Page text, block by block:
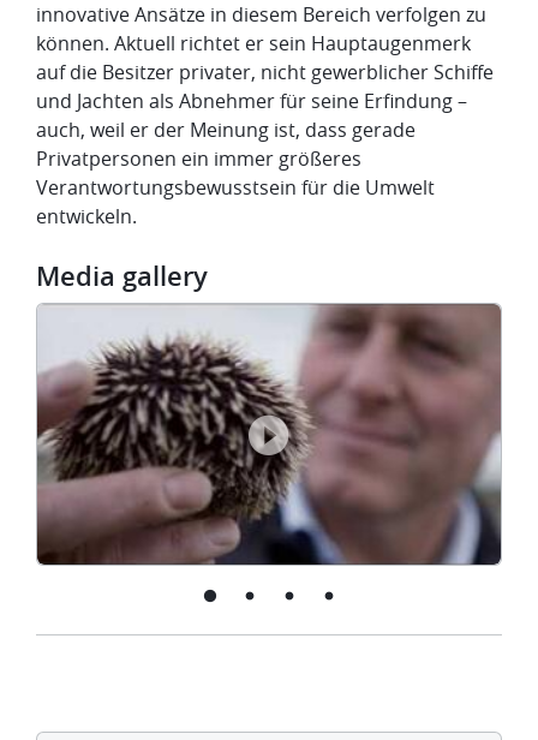
innovative Ansätze in diesem Bereich verfolgen zu
können. Aktuell richtet er sein Hauptaugenmerk
auf die Besitzer privater, nicht gewerblicher Schiffe
und Jachten als Abnehmer für seine Erfindung –
auch, weil er der Meinung ist, dass gerade
Privatpersonen ein immer größeres
Verantwortungsbewusstsein für die Umwelt
entwickeln.
Media gallery
-